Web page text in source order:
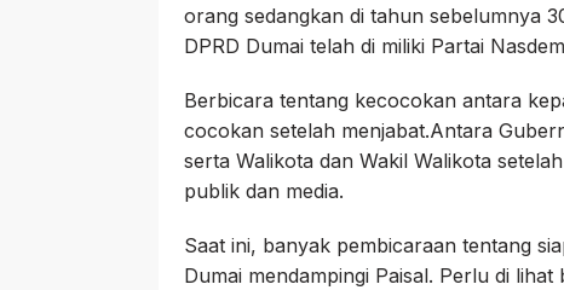
orang sedangkan di tahun sebelumnya
DPRD Dumai telah di miliki Partai
Berbicara tentang kecocokan antara
cocokan setelah menjabat.Antara
serta Walikota dan Wakil Walikota
publik dan media.
Saat ini, banyak pembicaraan tentang
Dumai mendampingi Paisal. Perlu di